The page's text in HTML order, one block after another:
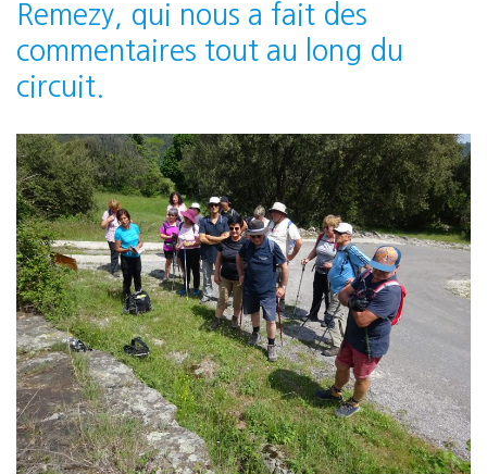
Remezy, qui nous a fait des
commentaires tout au long du
circuit.